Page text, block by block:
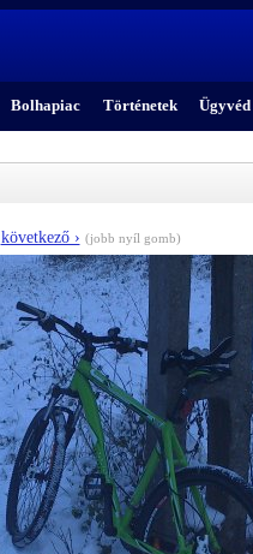
Bolhapiac Történetek Ügyvéd
következő › (jobb nyíl gomb)